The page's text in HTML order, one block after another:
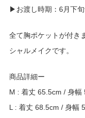
▶︎お渡し時期：6月下
全て胸ポケットが付き
シャルメイクです。
商品詳細ー
M : 着丈 65.5cm / 身
L : 着丈 68.5cm / 身幅